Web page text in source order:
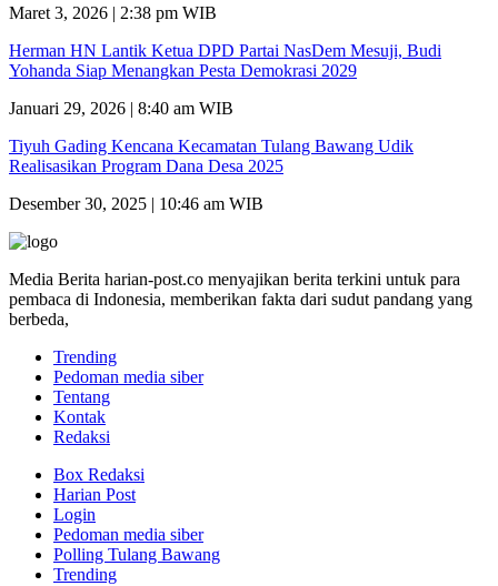
Maret 3, 2026 | 2:38 pm WIB
Herman HN Lantik Ketua DPD Partai NasDem Mesuji, Budi
Yohanda Siap Menangkan Pesta Demokrasi 2029
Januari 29, 2026 | 8:40 am WIB
Tiyuh Gading Kencana Kecamatan Tulang Bawang Udik
Realisasikan Program Dana Desa 2025
Desember 30, 2025 | 10:46 am WIB
Media Berita harian-post.co menyajikan berita terkini untuk para
pembaca di Indonesia, memberikan fakta dari sudut pandang yang
berbeda,
Trending
Pedoman media siber
Tentang
Kontak
Redaksi
Box Redaksi
Harian Post
Login
Pedoman media siber
Polling Tulang Bawang
Trending